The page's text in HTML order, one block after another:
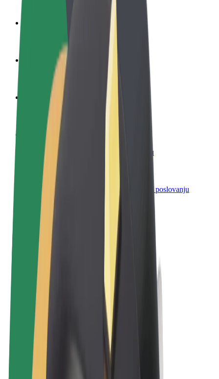
Zarađuj po vlastitim uvjetima
Postani dostavljač
Dostavljaj hranu i primaj tjedne isplate
Dodaj restoran ili trgovinu
Dosegni više kupaca i povećaj zaradu
Registriraj se kao vlasnik flote
Dodaj svoju flotu na Bolt i povećaj zaradu
Bolt for Business
Bolt proizvodi i usluge prilagođeni tvojem poslovanju
Uvjeti i odredbe
Privatnost
Kolačići
© 2026 Bolt Technology OÜ
Proizvodi
Vožnje
Romobili
Bolt Market